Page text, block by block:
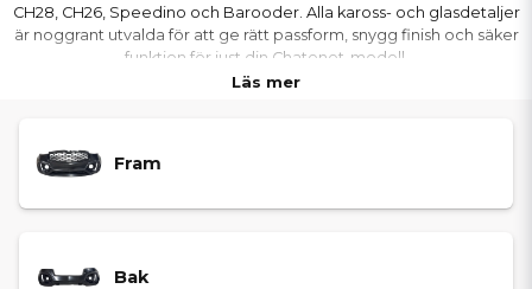
CH28, CH26, Speedino och Barooder. Alla kaross- och glasdetaljer
är noggrant utvalda för att ge rätt passform, snygg finish och säker
funktion för just din Chatenet-modell.
Läs mer
Fram
Bak